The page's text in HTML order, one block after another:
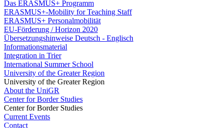
Das ERASMUS+ Programm
ERASMUS+-Mobility for Teaching Staff
ERASMUS+ Personalmobilität
EU-Förderung / Horizon 2020
Übersetzungshinweise Deutsch - Englisch
Informationsmaterial
Integration in Trier
International Summer School
University of the Greater Region
University of the Greater Region
About the UniGR
Center for Border Studies
Center for Border Studies
Current Events
Contact